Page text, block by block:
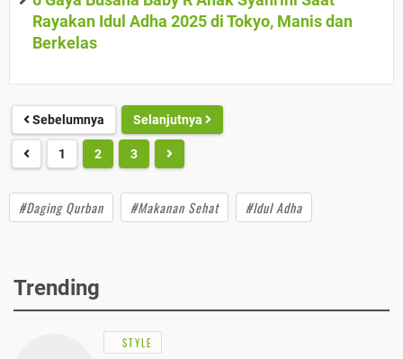
Rayakan Idul Adha 2025 di Tokyo, Manis dan
Berkelas
Sebelumnya Selanjutnya
1 2 3
#Daging Qurban #Makanan Sehat #Idul Adha
Trending
STYLE